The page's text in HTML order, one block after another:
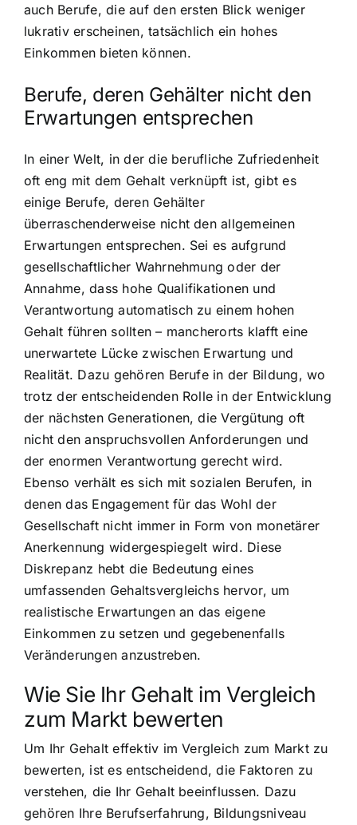
auch Berufe, die auf den ersten Blick weniger
lukrativ erscheinen, tatsächlich ein hohes
Einkommen bieten können.
Berufe, deren Gehälter nicht den
Erwartungen entsprechen
In einer Welt, in der die berufliche Zufriedenheit
oft eng mit dem Gehalt verknüpft ist, gibt es
einige Berufe, deren Gehälter
überraschenderweise nicht den allgemeinen
Erwartungen entsprechen. Sei es aufgrund
gesellschaftlicher Wahrnehmung oder der
Annahme, dass hohe Qualifikationen und
Verantwortung automatisch zu einem hohen
Gehalt führen sollten – mancherorts klafft eine
unerwartete Lücke zwischen Erwartung und
Realität. Dazu gehören Berufe in der Bildung, wo
trotz der entscheidenden Rolle in der Entwicklung
der nächsten Generationen, die Vergütung oft
nicht den anspruchsvollen Anforderungen und
der enormen Verantwortung gerecht wird.
Ebenso verhält es sich mit sozialen Berufen, in
denen das Engagement für das Wohl der
Gesellschaft nicht immer in Form von monetärer
Anerkennung widergespiegelt wird. Diese
Diskrepanz hebt die Bedeutung eines
umfassenden Gehaltsvergleichs hervor, um
realistische Erwartungen an das eigene
Einkommen zu setzen und gegebenenfalls
Veränderungen anzustreben.
Wie Sie Ihr Gehalt im Vergleich
zum Markt bewerten
Um Ihr Gehalt effektiv im Vergleich zum Markt zu
bewerten, ist es entscheidend, die Faktoren zu
verstehen, die Ihr Gehalt beeinflussen. Dazu
gehören Ihre Berufserfahrung, Bildungsniveau